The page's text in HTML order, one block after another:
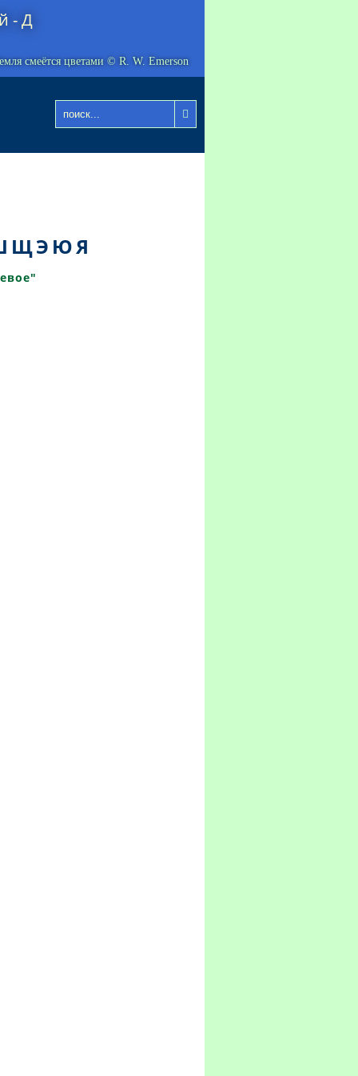
- Д
смеётся цветами © R. W. Emerson

ЩЭ ЮЯ